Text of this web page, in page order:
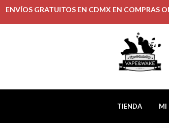
ENVÍOS GRATUITOS EN CDMX EN COMPRAS
TIENDA MI